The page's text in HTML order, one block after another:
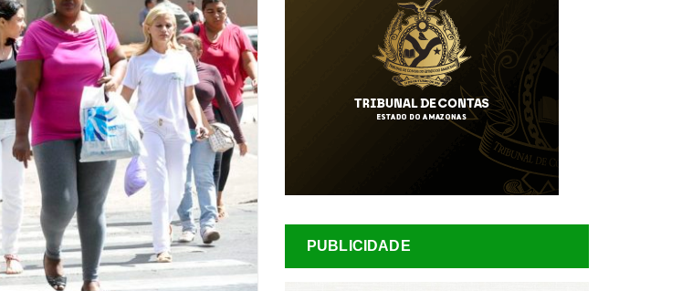
PUBLICIDADE